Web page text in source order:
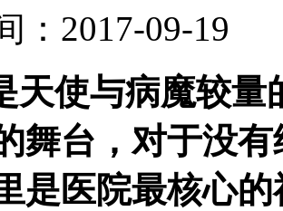
：2017-09-19
天使与病魔较量
舞台，对于没
是医院最核心